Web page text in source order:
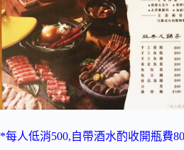
*每人低消500,自帶酒水酌收開瓶費